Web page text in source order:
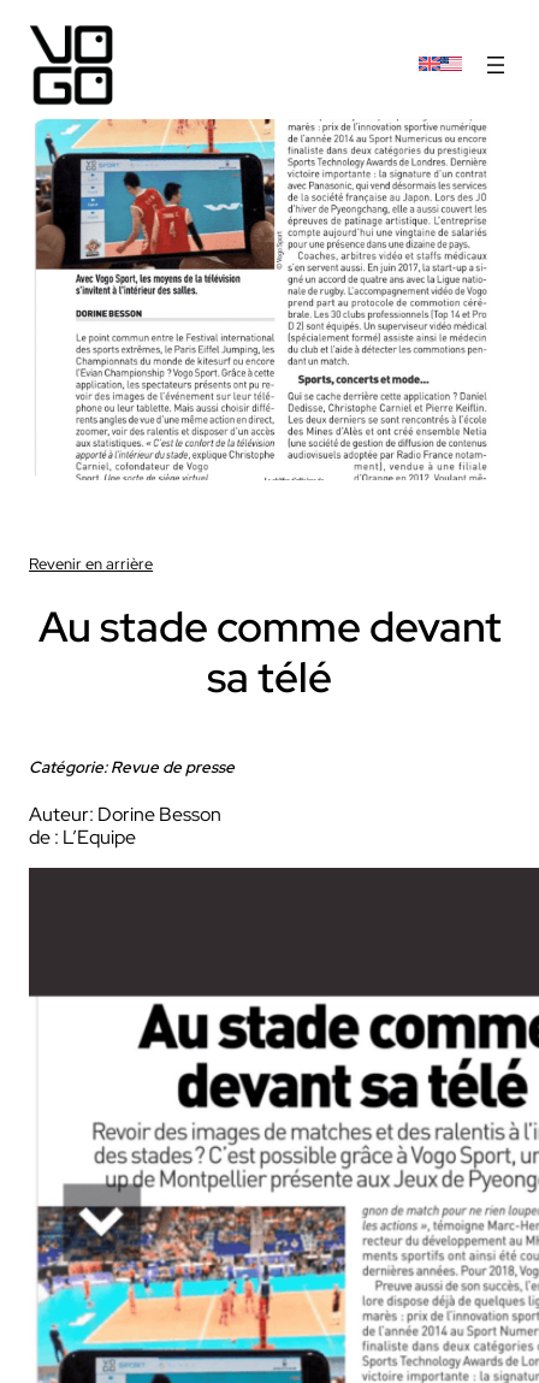
Revenir en arrière
Au stade comme devant
sa télé
Catégorie: Revue de presse
Auteur: Dorine Besson
de : L’Equipe